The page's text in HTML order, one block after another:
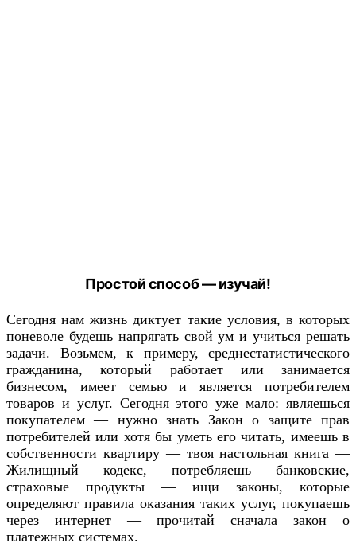
Простой способ — изучай!
Сегодня нам жизнь диктует такие условия, в которых
поневоле будешь напрягать свой ум и учиться решать
задачи. Возьмем, к примеру, среднестатистического
гражданина, который работает или занимается
бизнесом, имеет семью и является потребителем
товаров и услуг. Сегодня этого уже мало: являешься
покупателем — нужно знать Закон о защите прав
потребителей или хотя бы уметь его читать, имеешь в
собственности квартиру — твоя настольная книга —
Жилищный кодекс, потребляешь банковские,
страховые продукты — ищи законы, которые
определяют правила оказания таких услуг, покупаешь
через интернет — прочитай сначала закон о
платежных системах.